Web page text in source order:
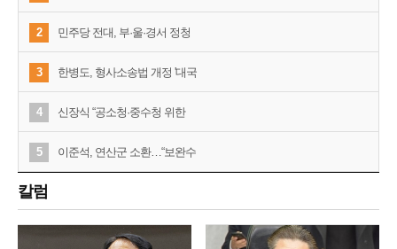
2 민주당 전대, 부·울·경서 정청
3 한병도, 형사소송법 개정 '대국
4 신장식 “공소청·중수청 위한
5 이준석, 연산군 소환…“보완수
칼럼